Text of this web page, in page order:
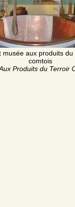
musée aux produits
comtois
Produits du Terroir